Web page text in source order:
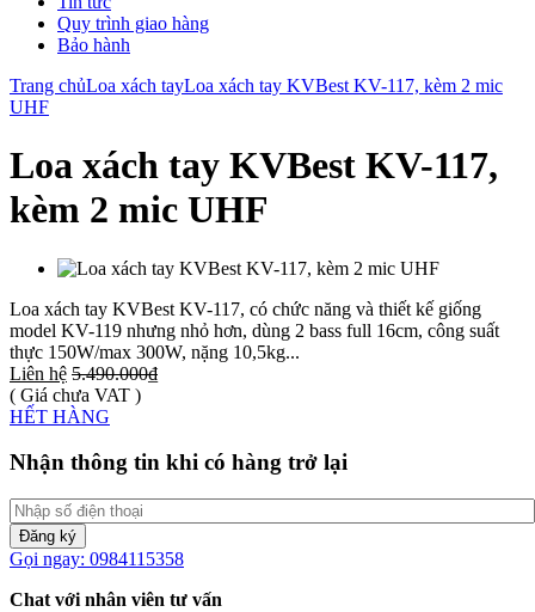
Quy trình giao hàng
Bảo hành
Trang chủLoa xách tayLoa xách tay KVBest KV-117, kèm 2 mic
UHF
Loa xách tay KVBest KV-117,
kèm 2 mic UHF
Loa xách tay KVBest KV-117, có chức năng và thiết kế giống
model KV-119 nhưng nhỏ hơn, dùng 2 bass full 16cm, công suất
thực 150W/max 300W, nặng 10,5kg...
Liên hệ 5.490.000₫
( Giá chưa VAT )
HẾT HÀNG
Nhận thông tin khi có hàng trở lại
Đăng ký
Gọi ngay: 0984115358
Chat với nhân viên tư vấn